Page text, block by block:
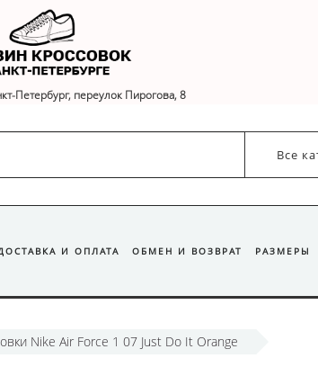
Петербург, переулок Пирогова, 8
Все
И ОПЛАТА ОБМЕН И ВОЗВРАТ РАЗМЕРЫ
Nike Air Force 1 07 Just Do It Orange